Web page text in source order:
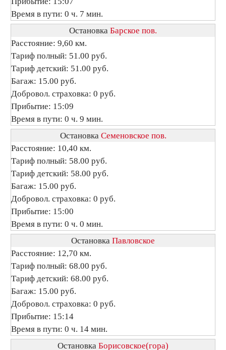
Время в пути: 0 ч. 7 мин.
Остановка Барское пов.
Расстояние: 9,60 км.
Тариф полный: 51.00 руб.
Тариф детский: 51.00 руб.
Багаж: 15.00 руб.
Добровол. страховка: 0 руб.
Прибытие: 15:09
Время в пути: 0 ч. 9 мин.
Остановка Семеновское пов.
Расстояние: 10,40 км.
Тариф полный: 58.00 руб.
Тариф детский: 58.00 руб.
Багаж: 15.00 руб.
Добровол. страховка: 0 руб.
Прибытие: 15:00
Время в пути: 0 ч. 0 мин.
Остановка Павловское
Расстояние: 12,70 км.
Тариф полный: 68.00 руб.
Тариф детский: 68.00 руб.
Багаж: 15.00 руб.
Добровол. страховка: 0 руб.
Прибытие: 15:14
Время в пути: 0 ч. 14 мин.
Остановка Борисовское(гора)